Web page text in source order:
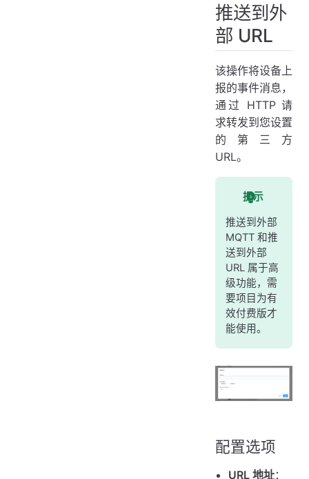
推送到外
部 URL
该操作将设备上
报的事件消息，
通过 HTTP 请
求转发到您设置
的第三方
URL。
提示
推送到外部
MQTT 和推
送到外部
URL 属于高
级功能，需
要项目为有
效付费版才
能使用。
配置选项
URL 地址：